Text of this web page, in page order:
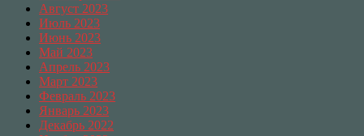
Август 2023
Июль 2023
Июнь 2023
Май 2023
Апрель 2023
Март 2023
Февраль 2023
Январь 2023
Декабрь 2022